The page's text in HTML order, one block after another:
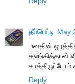
தீப்பெட்டி May
மனதின்
கலங்கித்தான்
Reply